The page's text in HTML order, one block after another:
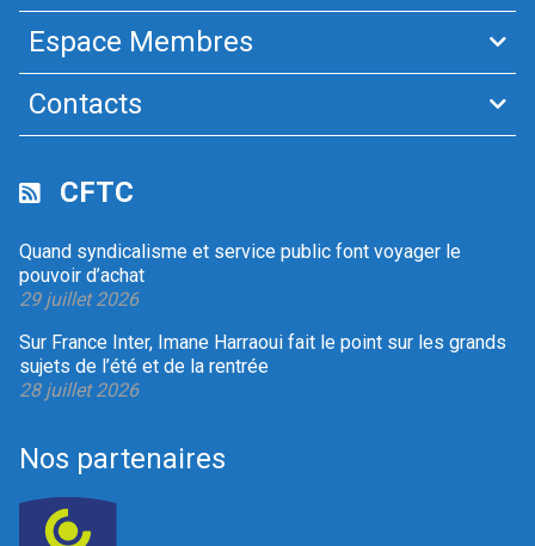
Espace Membres
Contacts
CFTC
Quand syndicalisme et service public font voyager le
pouvoir d’achat
29 juillet 2026
Sur France Inter, Imane Harraoui fait le point sur les grands
sujets de l’été et de la rentrée
28 juillet 2026
Nos partenaires